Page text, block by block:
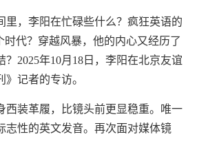
里，李阳在忙碌些什么？疯狂英语的
时代？穿越风暴，他的内心又经历了
？2025年10月18日，李阳在北京友谊
记者的专访。
西装革履，比镜头前更显稳重。唯一
志性的英文发音。再次面对媒体镜